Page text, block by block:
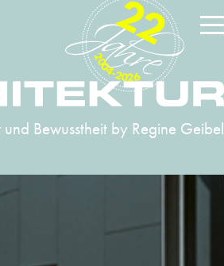
Bewusstheit by Regine Geibel
2004-2026
22